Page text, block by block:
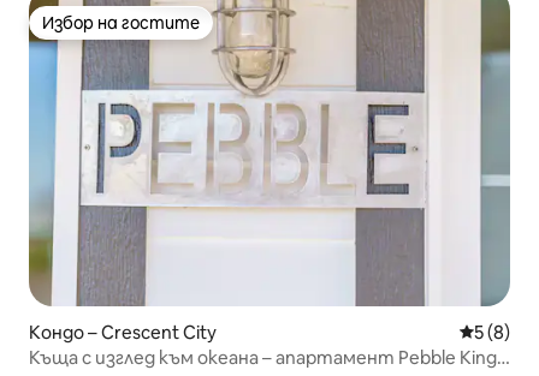
Избор на гостите
Избор на гостите
Кондо – Crescent City Средна
5 (8)
Къща с изглед към океана – апартамент Pebble King